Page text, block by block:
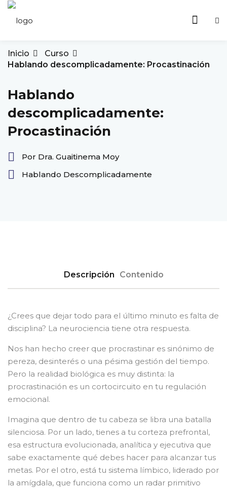
Inicio
Curso
Hablando descomplicadamente: Procastinación
Hablando
descomplicadamente:
Procastinación
Por Dra. Guaitinema Moy
Hablando Descomplicadamente
Descripción Contenido
¿Crees que dejar todo para el último minuto es falta de
disciplina? La neurociencia tiene otra respuesta.
Nos han hecho creer que procrastinar es sinónimo de
pereza, desinterés o una pésima gestión del tiempo.
Pero la realidad biológica es muy distinta: la
procrastinación es un cortocircuito en tu regulación
emocional.
Imagina que dentro de tu cabeza se libra una batalla
silenciosa. Por un lado, tienes a tu corteza prefrontal,
esa estructura evolucionada, analítica y ejecutiva que
sabe exactamente qué debes hacer para alcanzar tus
metas. Por el otro, está tu sistema límbico, liderado por
la amígdala, que funciona como un radar primitivo